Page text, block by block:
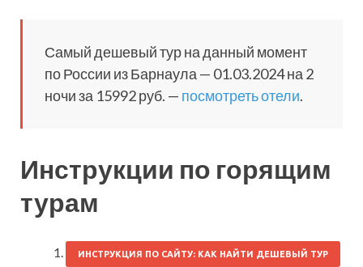
Самый дешевый тур на данный момент
по России из Барнаула — 01.03.2024 на 2
ночи за 15992 руб. — посмотреть отели.
Инструкции по горящим
турам
ИНСТРУКЦИЯ ПО САЙТУ: КАК НАЙТИ ДЕШЕВЫЙ ТУР